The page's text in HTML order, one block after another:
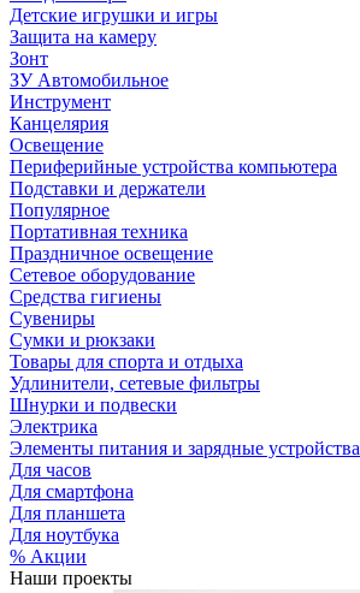
Детские игрушки и игры
Защита на камеру
Зонт
ЗУ Автомобильное
Инструмент
Канцелярия
Освещение
Периферийные устройства компьютера
Подставки и держатели
Популярное
Портативная техника
Праздничное освещение
Сетевое оборудование
Средства гигиены
Сувениры
Сумки и рюкзаки
Товары для спорта и отдыха
Удлинители, сетевые фильтры
Шнурки и подвески
Электрика
Элементы питания и зарядные устройства
Для часов
Для смартфона
Для планшета
Для ноутбука
% Акции
Наши проекты